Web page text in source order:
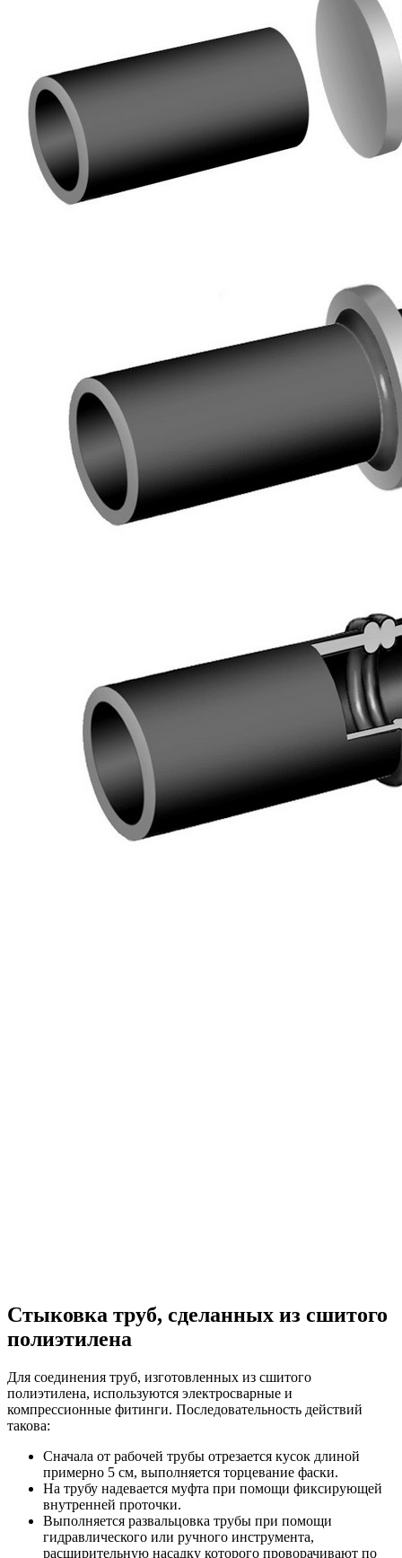
Стыковка труб, сделанных из сшитого
полиэтилена
Для соединения труб, изготовленных из сшитого
полиэтилена, используются электросварные и
компрессионные фитинги. Последовательность действий
такова:
Сначала от рабочей трубы отрезается кусок длиной
примерно 5 см, выполняется торцевание фаски.
На трубу надевается муфта при помощи фиксирующей
внутренней проточки.
Выполняется развальцовка трубы при помощи
гидравлического или ручного инструмента,
расширительную насадку которого проворачивают по